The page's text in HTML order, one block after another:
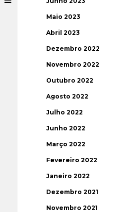
Maio 2023
Abril 2023
Dezembro 2022
Novembro 2022
Outubro 2022
Agosto 2022
Julho 2022
Junho 2022
Março 2022
Fevereiro 2022
Janeiro 2022
Dezembro 2021
Novembro 2021